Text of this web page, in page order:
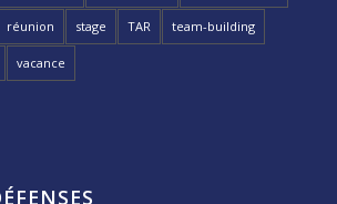
réunion stage TAR team-building
vacance